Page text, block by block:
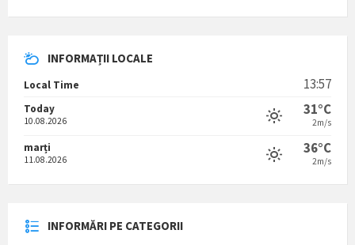
INFORMAȚII LOCALE
Local Time 13:57
Today
10.08.2026
31°C
2m/s
marți
11.08.2026
36°C
2m/s
INFORMĂRI PE CATEGORII